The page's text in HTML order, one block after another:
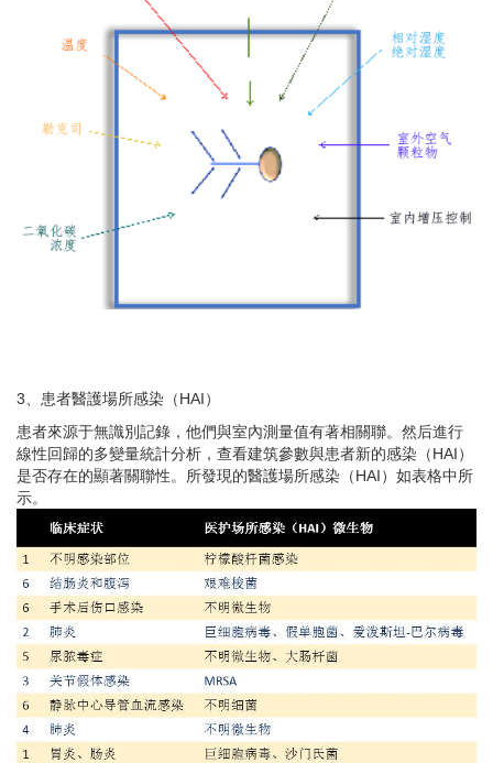
3、患者醫護場所感染（HAI）
患者來源于無識別記錄，他們與室內測量值有著相關聯。然后進行
線性回歸的多變量統計分析，查看建筑參數與患者新的感染（HAI）
是否存在的顯著關聯性。所發現的醫護場所感染（HAI）如表格中所
示。